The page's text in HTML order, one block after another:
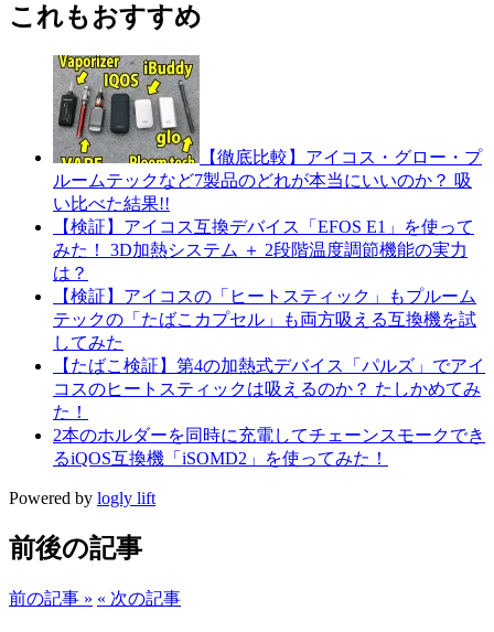
これもおすすめ
【徹底比較】アイコス・グロー・プ
ルームテックなど7製品のどれが本当にいいのか？ 吸
い比べた結果!!
【検証】アイコス互換デバイス「EFOS E1」を使って
みた！ 3D加熱システム ＋ 2段階温度調節機能の実力
は？
【検証】アイコスの「ヒートスティック」もプルーム
テックの「たばこカプセル」も両方吸える互換機を試
してみた
【たばこ検証】第4の加熱式デバイス「パルズ」でアイ
コスのヒートスティックは吸えるのか？ たしかめてみ
た！
2本のホルダーを同時に充電してチェーンスモークでき
るiQOS互換機「iSOMD2」を使ってみた！
Powered by logly lift
前後の記事
前の記事 » « 次の記事